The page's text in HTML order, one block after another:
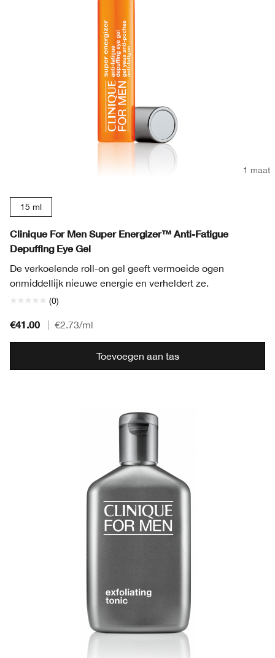
1 maat
15 ml
Clinique For Men Super Energizer™ Anti-Fatigue
Depuffing Eye Gel
De verkoelende roll-on gel geeft vermoeide ogen
onmiddellijk nieuwe energie en verheldert ze.
(0)
€41.00 €2.73/ml
Toevoegen aan tas